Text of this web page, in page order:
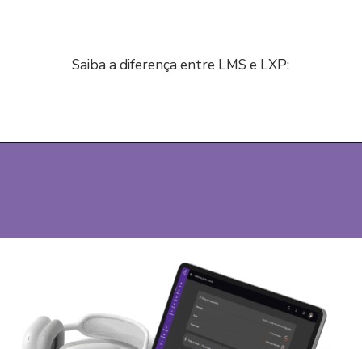
Saiba a diferença entre LMS e LXP: